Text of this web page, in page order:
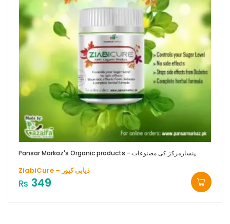
Pansar Markaz's Organic products - پنسارمرکز کی مصنوعات
ZiabiCure – ذیابی کیور
₨ 349